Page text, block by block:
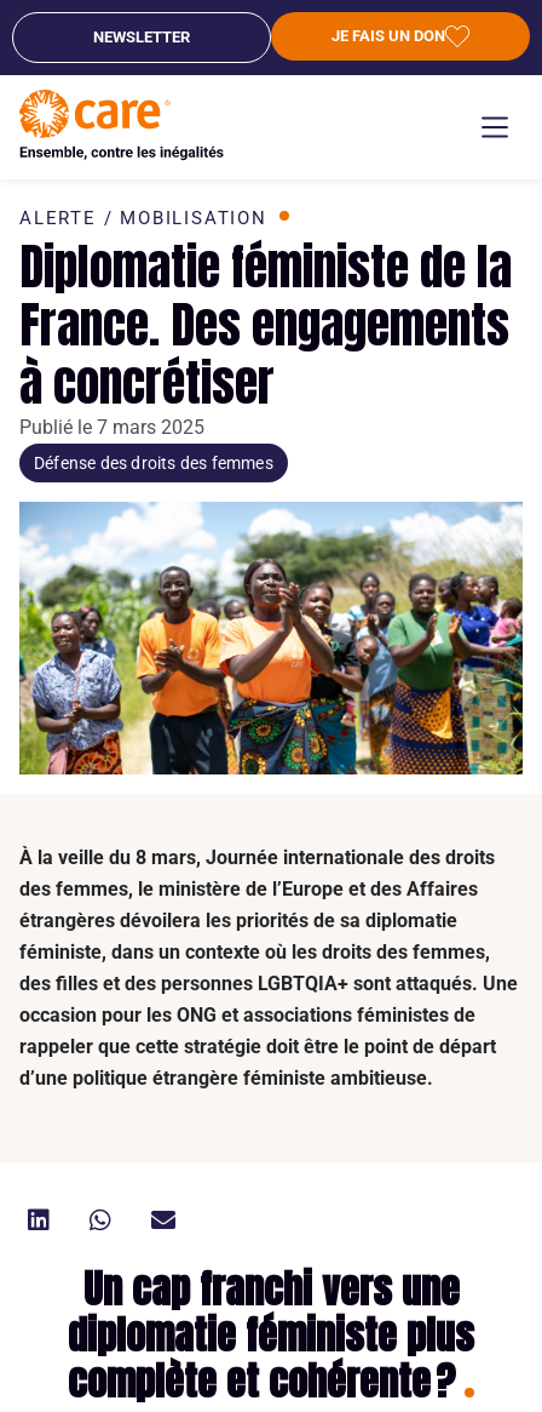
NEWSLETTER JE FAIS UN DON
ALERTE / MOBILISATION
Diplomatie féministe de la
France. Des engagements
à concrétiser
Publié le 7 mars 2025
Défense des droits des femmes
À la veille du 8 mars, Journée internationale des droits
des femmes, le ministère de l’Europe et des Affaires
étrangères dévoilera les priorités de sa diplomatie
féministe, dans un contexte où les droits des femmes,
des filles et des personnes LGBTQIA+ sont attaqués. Une
occasion pour les ONG et associations féministes de
rappeler que cette stratégie doit être le point de départ
d’une politique étrangère féministe ambitieuse.
Un cap franchi vers une
diplomatie féministe plus
complète et cohérente ?